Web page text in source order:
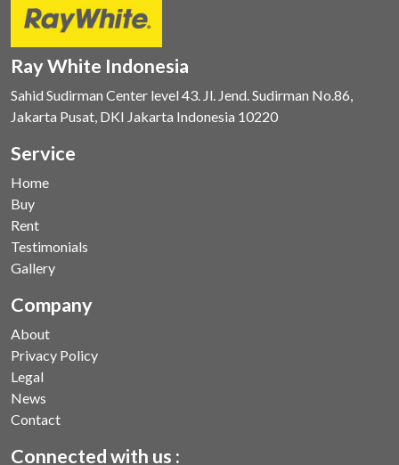
Ray White Indonesia
Sahid Sudirman Center level 43. Jl. Jend. Sudirman No.86,
Jakarta Pusat, DKI Jakarta Indonesia 10220
Service
Home
Buy
Rent
Testimonials
Gallery
Company
About
Privacy Policy
Legal
News
Contact
Connected with us :